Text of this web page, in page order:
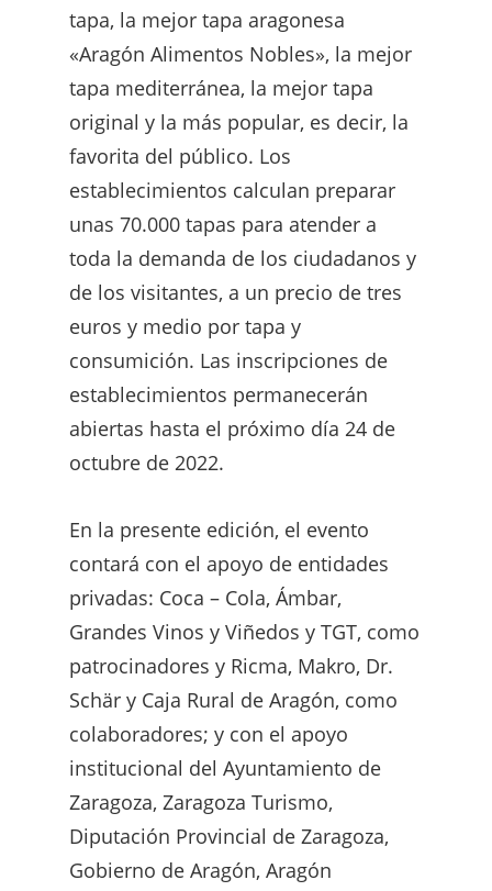
tapa, la mejor tapa aragonesa
«Aragón Alimentos Nobles», la mejor
tapa mediterránea, la mejor tapa
original y la más popular, es decir, la
favorita del público. Los
establecimientos calculan preparar
unas 70.000 tapas para atender a
toda la demanda de los ciudadanos y
de los visitantes, a un precio de tres
euros y medio por tapa y
consumición. Las inscripciones de
establecimientos permanecerán
abiertas hasta el próximo día 24 de
octubre de 2022.
En la presente edición, el evento
contará con el apoyo de entidades
privadas: Coca – Cola, Ámbar,
Grandes Vinos y Viñedos y TGT, como
patrocinadores y Ricma, Makro, Dr.
Schär y Caja Rural de Aragón, como
colaboradores; y con el apoyo
institucional del Ayuntamiento de
Zaragoza, Zaragoza Turismo,
Diputación Provincial de Zaragoza,
Gobierno de Aragón, Aragón